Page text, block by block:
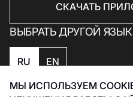
МЫ ИСПОЛЬЗУЕМ
СКАЧАТЬ
ВЫБРАТЬ ДРУГОЙ
RU EN